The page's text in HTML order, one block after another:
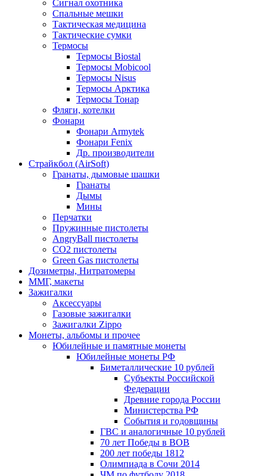
Сигнал охотника
Спальные мешки
Тактическая медицина
Тактические сумки
Термосы
Термосы Biostal
Термосы Mobicool
Термосы Nisus
Термосы Арктика
Термосы Тонар
Фляги, котелки
Фонари
Фонари Armytek
Фонари Fenix
Др. производители
Страйкбол (AirSoft)
Гранаты, дымовые шашки
Гранаты
Дымы
Мины
Перчатки
Пружинные пистолеты
AngryBall пистолеты
CO2 пистолеты
Green Gas пистолеты
Дозиметры, Нитратомеры
ММГ, макеты
Зажигалки
Аксессуары
Газовые зажигалки
Зажигалки Zippo
Монеты, альбомы и прочее
Юбилейные и памятные монеты
Юбилейные монеты РФ
Биметаллические 10 рублей
Субъекты Российской
Федерации
Древние города России
Министерства РФ
События и годовщины
ГВС и аналогичные 10 рублей
70 лет Победы в ВОВ
200 лет победы 1812
Олимпиада в Сочи 2014